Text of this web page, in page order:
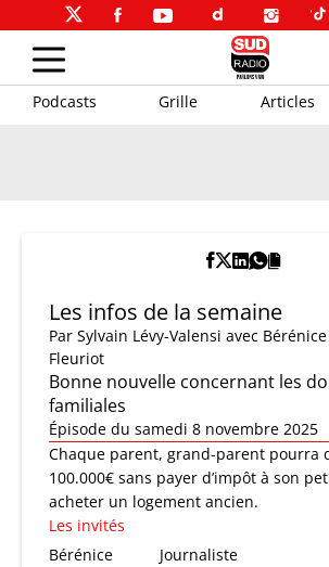
Podcasts Grille Articles
Les infos de la semaine
Par Sylvain Lévy-Valensi avec
Fleuriot
Bonne nouvelle concernant les
familiales
Épisode du samedi 8 novembre 2025
Chaque parent, grand-parent pourra
100.000€ sans payer d’impôt à son
acheter un logement ancien.
Les invités
Bérénice
Journaliste